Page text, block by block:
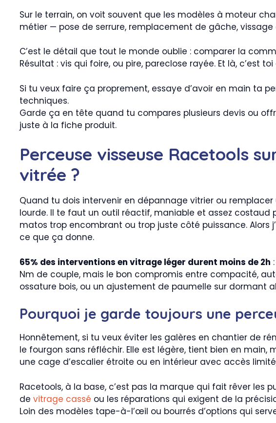
Sur le terrain, on voit souvent que les modèles à moteur
métier — pose de serrure, remplacement de gâche,
C’est le détail que tout le monde oublie : comparer la
Résultat : vis qui foire, ou pire, pareclose rayée. Et là, c’est
Si tu veux faire ça proprement, essaye d’avoir en main ta
techniques.
Garde ça en tête quand tu compares plusieurs devis ou
juste à la fiche produit.
Perceuse visseuse Racetools
vitrée ?
Quand tu dois intervenir en dépannage vitrier ou
lourde. Il te faut un outil réactif, maniable et assez costaud
matos trop encombrant ou trop juste côté puissance. Alors
ce que ça donne.
65% des interventions en vitrage léger durent moins de 2h
Nm de couple, mais le bon compromis entre compacité,
ossature bois, ou un ajustement de paumelle sur dormant
Pourquoi je garde toujours une
Honnêtement, si tu veux éviter les galères en chantier de
le fourgon sans réfléchir. Elle est légère, tient bien en
une cage d’escalier étroite ou en intérieur avec accès
Racetools, à la base, c’est pas la marque qui fait rêver les
de vitrage cassé ou les réparations qui exigent de la
Loin des modèles tape-à-l’œil ou bourrés d’options qui